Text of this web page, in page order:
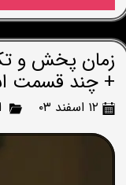
زمان پخش و
+ چند قسمت
۱۲ اسفند ۰۳